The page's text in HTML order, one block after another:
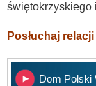
świętokrzyskiego
Posłuchaj
Dom Polski